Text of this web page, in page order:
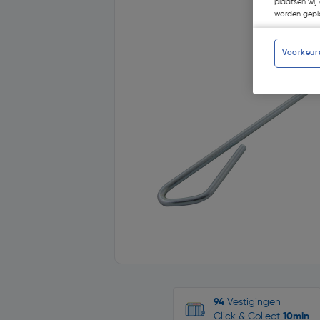
94 Vestigingen
Click & Collect 10min
plaatsen wij
worden